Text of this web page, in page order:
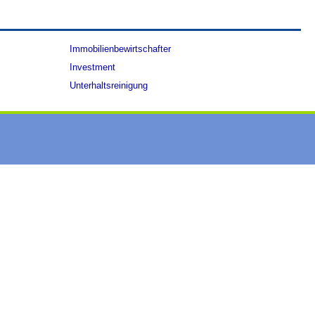
Immobilienbewirtschafter
Investment
Unterhaltsreinigung